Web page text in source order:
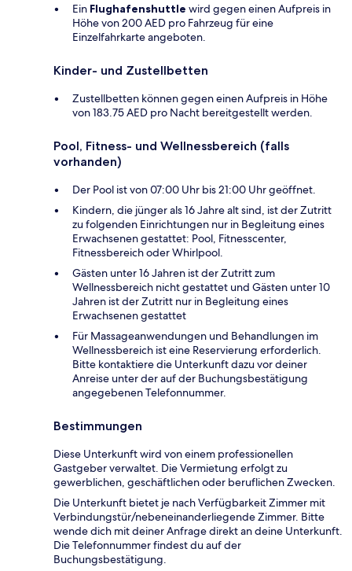
Ein Flughafenshuttle wird gegen einen Aufpreis in
Höhe von 200 AED pro Fahrzeug für eine
Einzelfahrkarte angeboten.
Kinder- und Zustellbetten
Zustellbetten können gegen einen Aufpreis in Höhe
von 183.75 AED pro Nacht bereitgestellt werden.
Pool, Fitness- und Wellnessbereich (falls
vorhanden)
Der Pool ist von 07:00 Uhr bis 21:00 Uhr geöffnet.
Kindern, die jünger als 16 Jahre alt sind, ist der Zutritt
zu folgenden Einrichtungen nur in Begleitung eines
Erwachsenen gestattet: Pool, Fitnesscenter,
Fitnessbereich oder Whirlpool.
Gästen unter 16 Jahren ist der Zutritt zum
Wellnessbereich nicht gestattet und Gästen unter 10
Jahren ist der Zutritt nur in Begleitung eines
Erwachsenen gestattet
Für Massageanwendungen und Behandlungen im
Wellnessbereich ist eine Reservierung erforderlich.
Bitte kontaktiere die Unterkunft dazu vor deiner
Anreise unter der auf der Buchungsbestätigung
angegebenen Telefonnummer.
Bestimmungen
Diese Unterkunft wird von einem professionellen
Gastgeber verwaltet. Die Vermietung erfolgt zu
gewerblichen, geschäftlichen oder beruflichen Zwecken.
Die Unterkunft bietet je nach Verfügbarkeit Zimmer mit
Verbindungstür/nebeneinanderliegende Zimmer. Bitte
wende dich mit deiner Anfrage direkt an deine Unterkunft.
Die Telefonnummer findest du auf der
Buchungsbestätigung.